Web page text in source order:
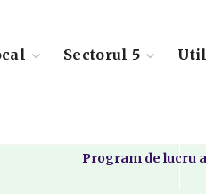
Sectorul 5
Program de lucru